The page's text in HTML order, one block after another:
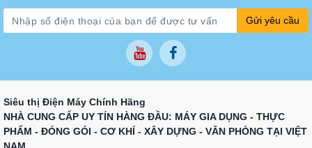
Gửi yêu cầu
Siêu thị Điện Máy Chính Hãng
NHÀ CUNG CẤP UY TÍN HÀNG ĐẦU: MÁY GIA DỤNG - THỰC
PHẨM - ĐÓNG GÓI - CƠ KHÍ - XÂY DỰNG - VĂN PHÒNG TẠI VIỆT